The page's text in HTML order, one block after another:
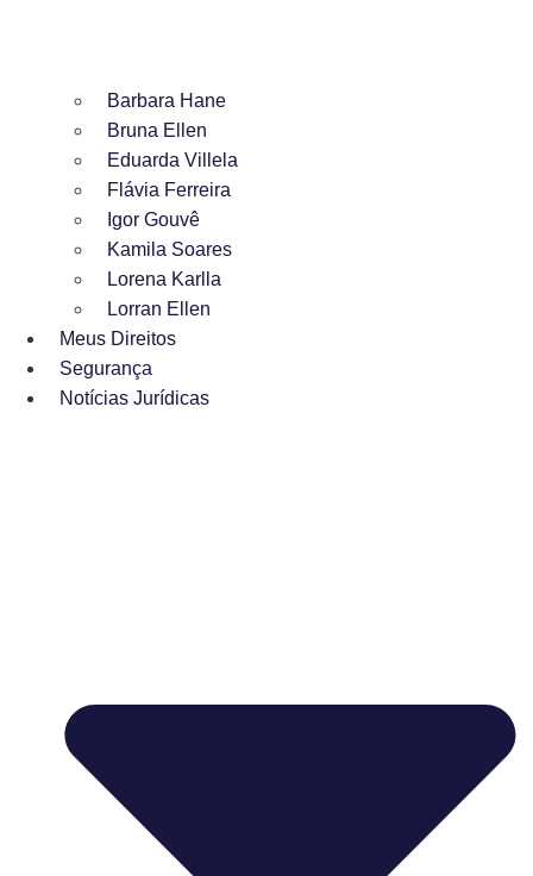
Barbara Hane
Bruna Ellen
Eduarda Villela
Flávia Ferreira
Igor Gouvê
Kamila Soares
Lorena Karlla
Lorran Ellen
Meus Direitos
Segurança
Notícias Jurídicas